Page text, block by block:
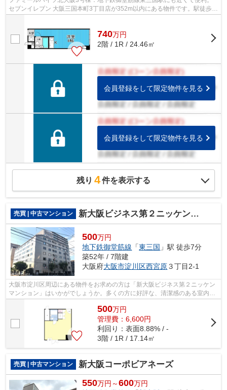
セブンイレブン 大阪三国本町3丁目店が352m以内にある物件です。駅徒歩
740万円
2階 / 1R / 24.46㎡
会員登録をして限定物件を見る
会員登録をして限定物件を見る
残り 4件を表示する
売買 | 中古マンション 新大阪ビジネス第２ニッケンマンション
500万円
地下鉄御堂筋線 「東三国 」駅 徒歩7分
築52年 / 7階建
大阪府大阪市淀川区西宮原３丁目2-1
大阪市淀川区周辺にある物件をお求めの方は「新大阪ビジネス第２ニッケン
マンション」はいかがでしょうか。多くの方に好評な、清潔感のある室内が
500万円
管理費：6,600円
利回り：表面8.88% / -
3階 / 1R / 17.14㎡
売買 | 中古マンション 新大阪コーポビアネーズ
550万円～600万円